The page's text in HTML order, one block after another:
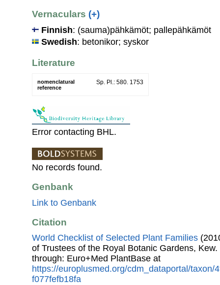
Vernaculars (+)
Finnish: (sauma)pähkämöt; pallepähkämöt
Swedish: betonikor; syskor
Literature
nomenclatural
reference
Sp. Pl.: 580. 1753
Error contacting BHL.
No records found.
Genbank
Link to Genbank
Citation
World Checklist of Selected Plant Families
of Trustees of the Royal Botanic Gardens, Kew.
through: Euro+Med PlantBase at
https://europlusmed.org/cdm_dataportal/taxon/
f077fefb18fa